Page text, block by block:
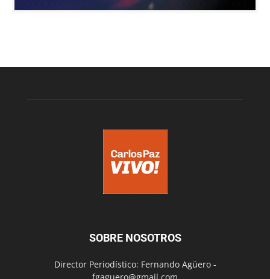
SOBRE NOSOTROS
Director Periodístico: Fernando Agüero -